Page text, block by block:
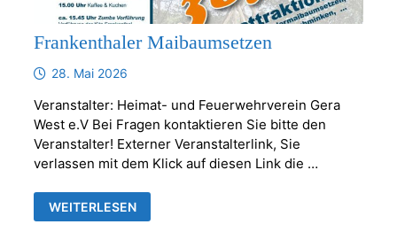
Frankenthaler Maibaumsetzen
28. Mai 2026
Veranstalter: Heimat- und Feuerwehrverein Gera
West e.V Bei Fragen kontaktieren Sie bitte den
Veranstalter! Externer Veranstalterlink, Sie
verlassen mit dem Klick auf diesen Link die …
FRANKENTHALER
MAIBAUMSETZEN
WEITERLESEN